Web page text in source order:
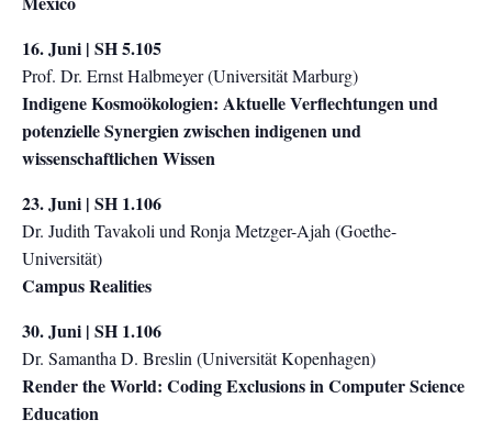
16. Juni | SH 5.105
Prof. Dr. Ernst Halbmeyer (Universität Marburg)
Indigene Kosmoökologien: Aktuelle Verflechtungen und
potenzielle Synergien zwischen indigenen und
wissenschaftlichen Wissen
23. Juni | SH 1.106
Dr. Judith Tavakoli und Ronja Metzger-Ajah (Goethe-
Universität)
Campus Realities
30. Juni | SH 1.106
Dr. Samantha D. Breslin (Universität Kopenhagen)
Render the World: Coding Exclusions in Computer Science
Education